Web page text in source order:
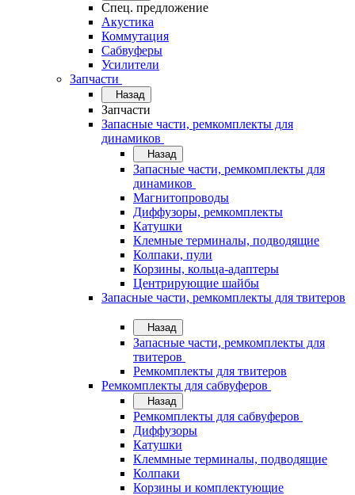
Спец. предложение
Акустика
Коммутация
Сабвуферы
Усилители
Запчасти
Назад
Запчасти
Запасные части, ремкомплекты для
динамиков
Назад
Запасные части, ремкомплекты для
динамиков
Магнитопроводы
Диффузоры, ремкомплекты
Катушки
Клемные терминалы, подводящие
Колпаки, пули
Корзины, кольца-адаптеры
Центрирующие шайбы
Запасные части, ремкомплекты для твитеров
Назад
Запасные части, ремкомплекты для
твитеров
Ремкомплекты для твитеров
Ремкомплекты для сабвуферов
Назад
Ремкомплекты для сабвуферов
Диффузоры
Катушки
Клеммные терминалы, подводящие
Колпаки
Корзины и комплектующие